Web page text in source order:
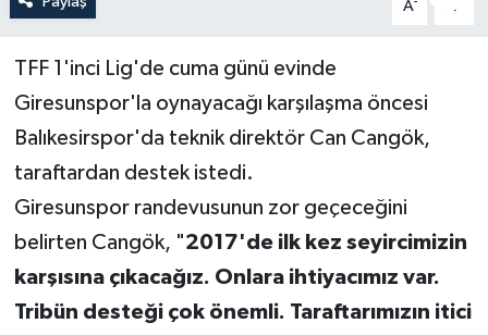
A A
TFF 1'inci Lig'de cuma günü evinde
Giresunspor'la oynayacağı karşılaşma öncesi
Balıkesirspor'da teknik direktör Can Cangök,
taraftardan destek istedi.
Giresunspor randevusunun zor geçeceğini
belirten Cangök, "2017'de ilk kez seyircimizin
karşısına çıkacağız. Onlara ihtiyacımız var.
Tribün desteği çok önemli. Taraftarımızın itici